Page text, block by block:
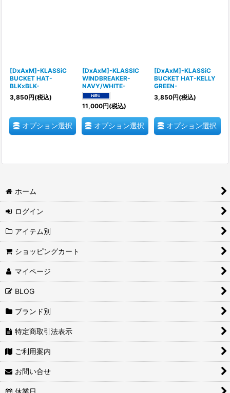
[DxAxM]-KLASSiC
BUCKET HAT-
BLKxBLK-
3,850円(税込)
オプション選択
[DxAxM]-KLASSIC
WINDBREAKER-
NAVY/WHITE-
11,000円(税込)
オプション選択
[DxAxM]-KLASSiC
BUCKET HAT-KELLY
GREEN-
3,850円(税込)
オプション選択
ホーム
ログイン
アイテム別
ショッピングカート
マイページ
BLOG
ブランド別
特定商取引法表示
ご利用案内
お問い合せ